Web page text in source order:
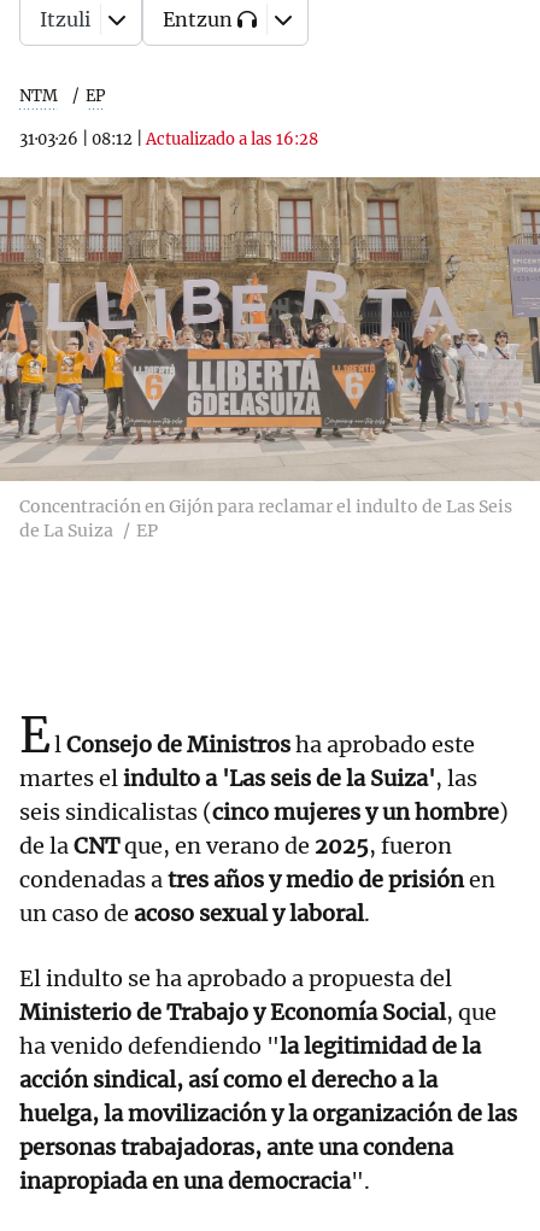
NTM EP
31·03·26 08:12 |Actualizado a las 16:28
Itzuli Entzun
Concentración en Gijón para reclamar el indulto de Las Seis
de La Suiza
EP
ElConsejo de Ministrosha aprobado este
martes elindulto a 'Las seis de la Suiza', las
seis sindicalistas (cinco mujeres y un hombre)
de laCNTque, en verano de 2025, fueron
condenadas atres años y medio de prisiónen
un caso de acoso sexual y laboral.
El indulto se ha aprobado a propuesta del
Ministerio de Trabajo y Economía Social, que
ha venido defendiendo "la legitimidad de la
acción sindical, así como el derecho a la
huelga, la movilización y la organización de las
personas trabajadoras, ante una condena
inapropiada en una democracia".